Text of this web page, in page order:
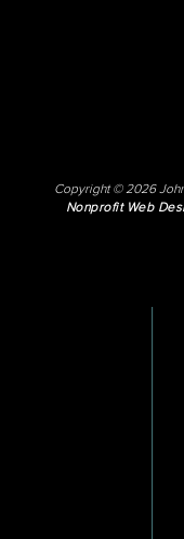
Copyright © 2026
Nonprofit Web